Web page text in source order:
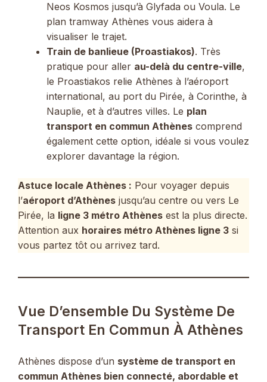
Neos Kosmos jusqu’à Glyfada ou Voula. Le
plan tramway Athènes vous aidera à
visualiser le trajet.
Train de banlieue (Proastiakos). Très
pratique pour aller au-delà du centre-ville,
le Proastiakos relie Athènes à l’aéroport
international, au port du Pirée, à Corinthe, à
Nauplie, et à d’autres villes. Le plan
transport en commun Athènes comprend
également cette option, idéale si vous voulez
explorer davantage la région.
Astuce locale Athènes : Pour voyager depuis
l’aéroport d’Athènes jusqu’au centre ou vers Le
Pirée, la ligne 3 métro Athènes est la plus directe.
Attention aux horaires métro Athènes ligne 3 si
vous partez tôt ou arrivez tard.
Vue D’ensemble Du Système De
Transport En Commun À Athènes
Athènes dispose d’un système de transport en
commun Athènes bien connecté, abordable et